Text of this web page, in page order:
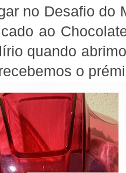
no Desafio do
ao
quando
o